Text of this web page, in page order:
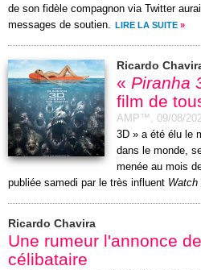
de son fidèle compagnon via Twitter
messages de soutien.
LIRE LA SUITE »
Ricardo
« Piranha
film de
AMP™, 09/08/
3D » a été élu le
dans le monde,
menée au mois
publiée samedi par le très influent Watch
Ricardo Chavira
Une rumeur l'annonce
célibataire